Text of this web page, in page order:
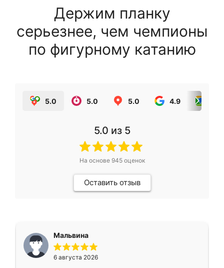
Держим планку
серьезнее, чем чемпионы
по фигурному катанию
5.0 5.0 5.0 4.9
5.0 из 5
На основе 945оценок
Оставить отзыв
Мальвина
6 августа 2026